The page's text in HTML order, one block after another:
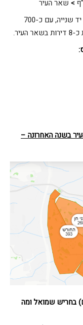
> שאר העיר
*בשכונת החורש, ההיצע הגבוה ביותר לדירות יד שנייה, עם כ-700
:
העיר בשנה האחרונה –
ומה